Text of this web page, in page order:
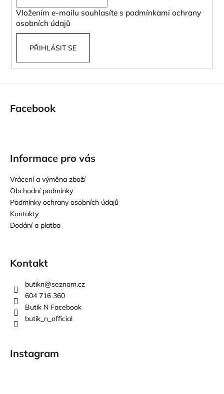
Vložením e-mailu souhlasíte s podmínkami ochrany
osobních údajů
PŘIHLÁSIT SE
Facebook
Informace pro vás
Vrácení a výměna zboží
Obchodní podmínky
Podmínky ochrany osobních údajů
Kontakty
Dodání a platba
Kontakt
butikn@seznam.cz
604 716 360
Butik N Facebook
butik_n_official
Instagram